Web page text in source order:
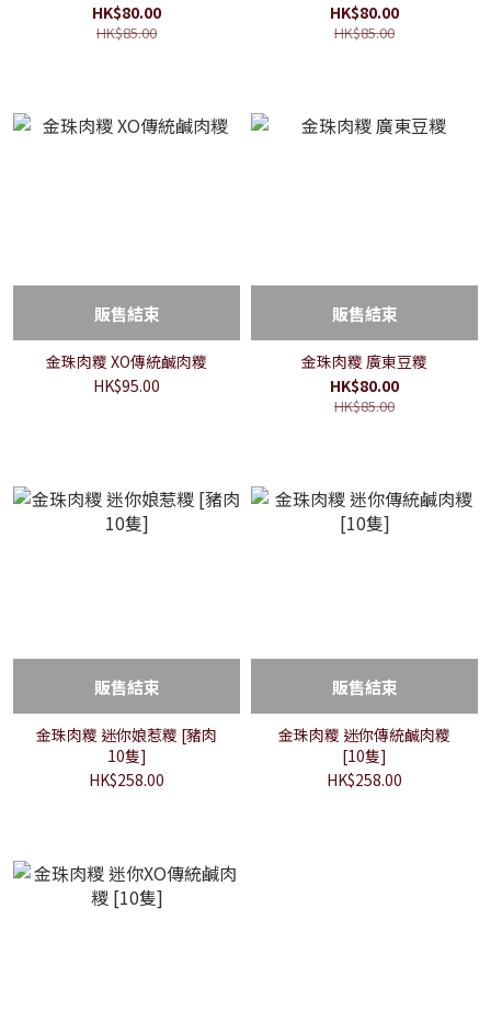
HK$80.00
HK$85.00
HK$80.00
HK$85.00
販售結束
金珠肉糭 XO傳統鹹肉糭
HK$95.00
販售結束
金珠肉糭 廣東豆糭
HK$80.00
HK$85.00
販售結束
金珠肉糭 迷你娘惹糭 [豬肉
10隻]
HK$258.00
販售結束
金珠肉糭 迷你傳統鹹肉糭
[10隻]
HK$258.00